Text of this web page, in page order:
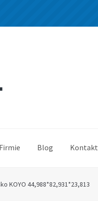
Blog Kontakt
KOYO 44,988*82,931*23,813